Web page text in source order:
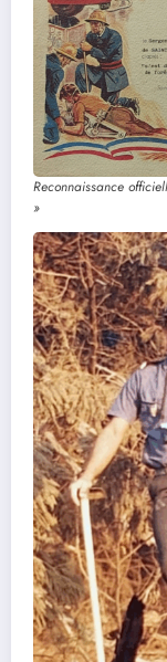
Reconnaissance
»